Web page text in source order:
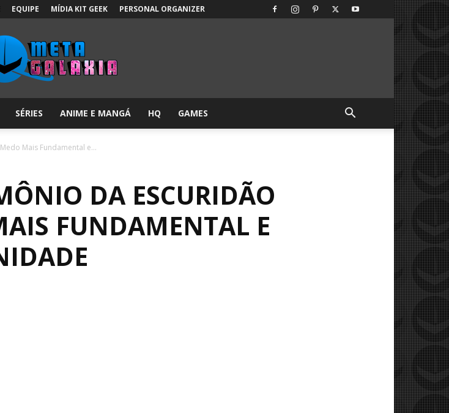
EQUIPE MÍDIA KIT GEEK PERSONAL ORGANIZER
Galáxia:
SÉRIES ANIME E MANGÁ HQ GAMES
Mais Fundamental e...
DA ESCURIDÃO
FUNDAMENTAL E